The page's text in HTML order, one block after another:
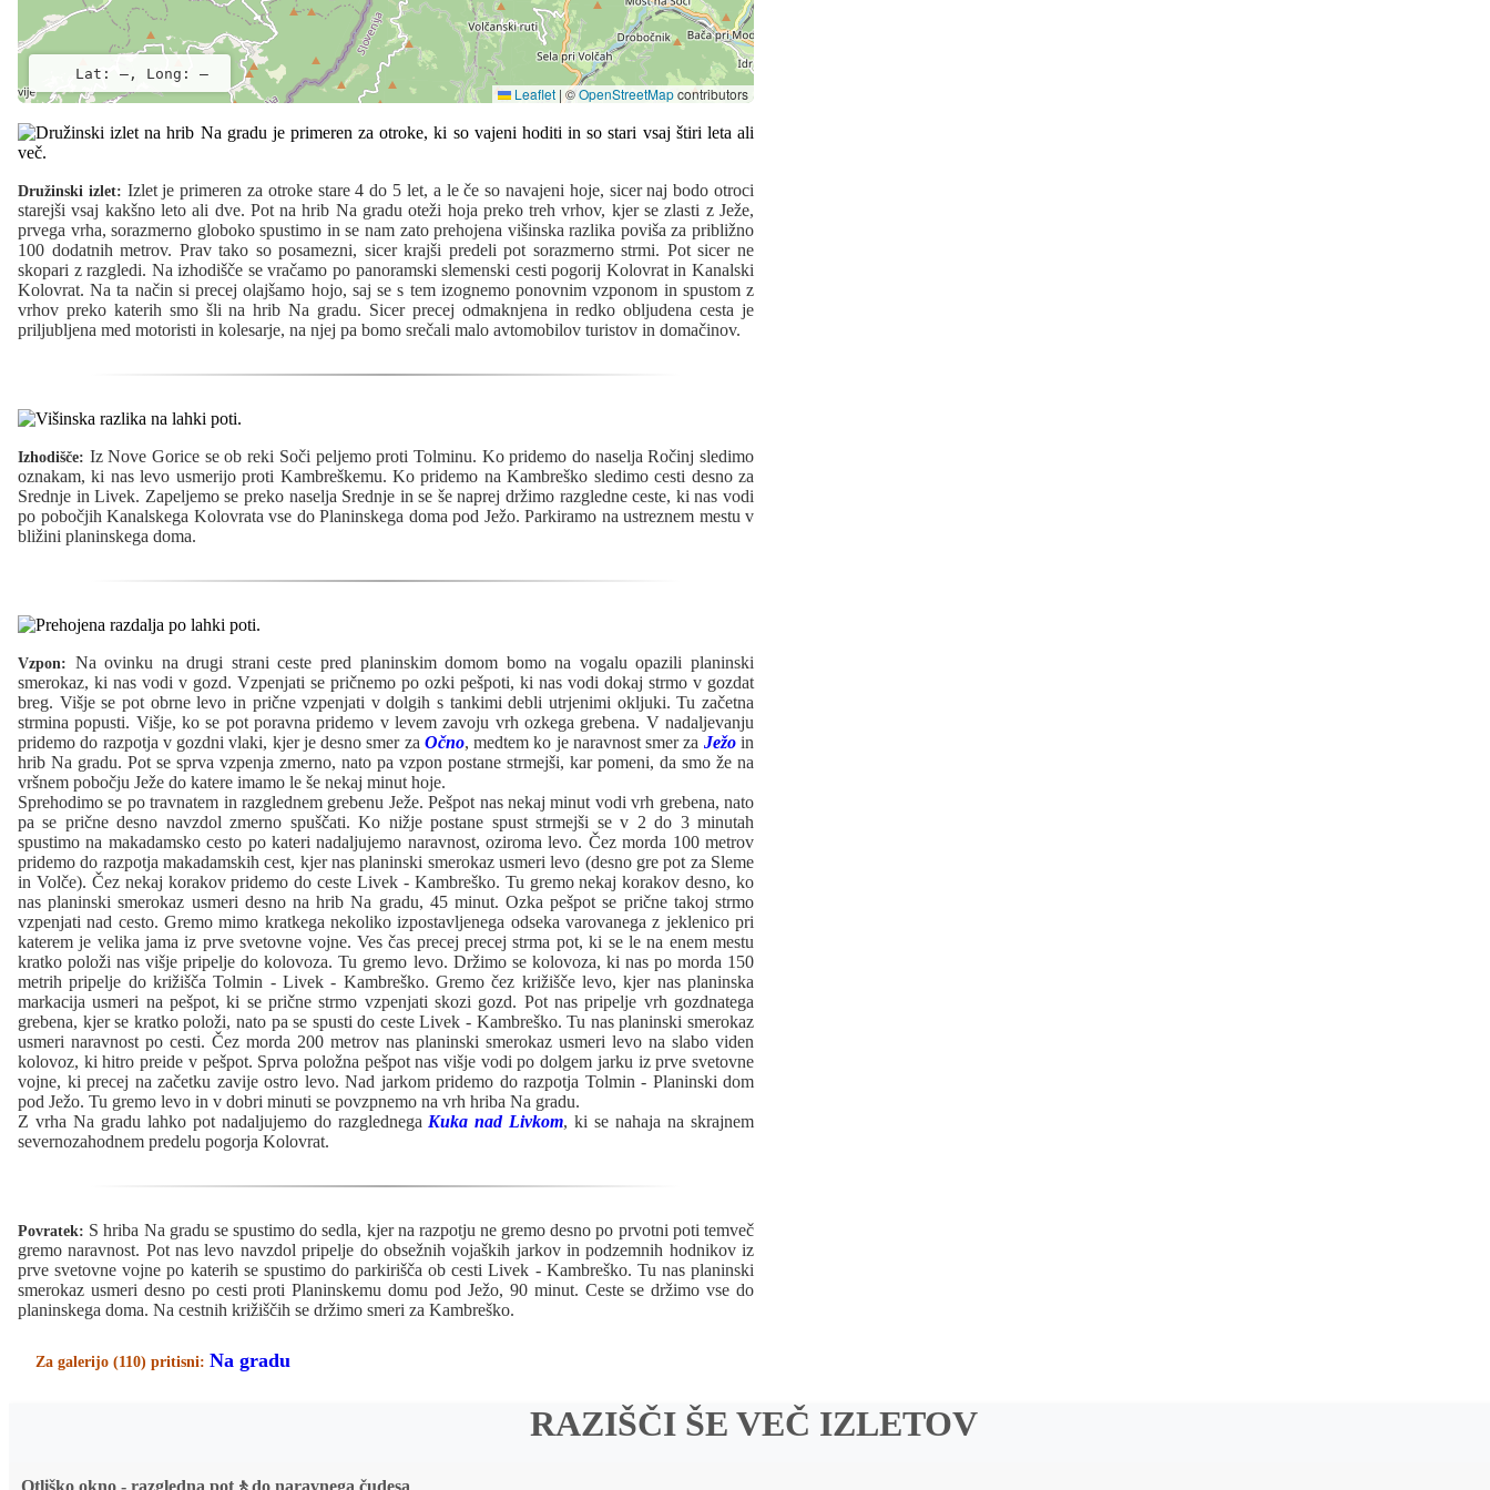
Lat: –, Long: –
Leaflet | ©OpenStreetMapcontributors
Družinski izlet: Izlet je primeren za otroke stare 4 do 5 let, a le če so navajeni hoje, sicer naj bodo otroci
starejši vsaj kakšno leto ali dve. Pot na hrib Na gradu oteži hoja preko treh vrhov, kjer se zlasti z Ježe,
prvega vrha, sorazmerno globoko spustimo in se nam zato prehojena višinska razlika poviša za približno
100 dodatnih metrov. Prav tako so posamezni, sicer krajši predeli pot sorazmerno strmi. Pot sicer ne
skopari z razgledi. Na izhodišče se vračamo po panoramski slemenski cesti pogorij Kolovrat in Kanalski
Kolovrat. Na ta način si precej olajšamo hojo, saj se s tem izognemo ponovnim vzponom in spustom z
vrhov preko katerih smo šli na hrib Na gradu. Sicer precej odmaknjena in redko obljudena cesta je
priljubljena med motoristi in kolesarje, na njej pa bomo srečali malo avtomobilov turistov in domačinov.
Izhodišče: Iz Nove Gorice se ob reki Soči peljemo proti Tolminu. Ko pridemo do naselja Ročinj sledimo
oznakam, ki nas levo usmerijo proti Kambreškemu. Ko pridemo na Kambreško sledimo cesti desno za
Srednje in Livek. Zapeljemo se preko naselja Srednje in se še naprej držimo razgledne ceste, ki nas vodi
po pobočjih Kanalskega Kolovrata vse do Planinskega doma pod Ježo. Parkiramo na ustreznem mestu v
bližini planinskega doma.
Vzpon: Na ovinku na drugi strani ceste pred planinskim domom bomo na vogalu opazili planinski
smerokaz, ki nas vodi v gozd. Vzpenjati se pričnemo po ozki pešpoti, ki nas vodi dokaj strmo v gozdat
breg. Višje se pot obrne levo in prične vzpenjati v dolgih s tankimi debli utrjenimi okljuki. Tu začetna
strmina popusti. Višje, ko se pot poravna pridemo v levem zavoju vrh ozkega grebena. V nadaljevanju
pridemo do razpotja v gozdni vlaki, kjer je desno smer za Očno, medtem ko je naravnost smer za Ježoin
hrib Na gradu. Pot se sprva vzpenja zmerno, nato pa vzpon postane strmejši, kar pomeni, da smo že na
vršnem pobočju Ježe do katere imamo le še nekaj minut hoje.
Sprehodimo se po travnatem in razglednem grebenu Ježe. Pešpot nas nekaj minut vodi vrh grebena, nato
pa se prične desno navzdol zmerno spuščati. Ko nižje postane spust strmejši se v 2 do 3 minutah
spustimo na makadamsko cesto po kateri nadaljujemo naravnost, oziroma levo. Čez morda 100 metrov
pridemo do razpotja makadamskih cest, kjer nas planinski smerokaz usmeri levo (desno gre pot za Sleme
in Volče). Čez nekaj korakov pridemo do ceste Livek - Kambreško. Tu gremo nekaj korakov desno, ko
nas planinski smerokaz usmeri desno na hrib Na gradu, 45 minut. Ozka pešpot se prične takoj strmo
vzpenjati nad cesto. Gremo mimo kratkega nekoliko izpostavljenega odseka varovanega z jeklenico pri
katerem je velika jama iz prve svetovne vojne. Ves čas precej precej strma pot, ki se le na enem mestu
kratko položi nas višje pripelje do kolovoza. Tu gremo levo. Držimo se kolovoza, ki nas po morda 150
metrih pripelje do križišča Tolmin - Livek - Kambreško. Gremo čez križišče levo, kjer nas planinska
markacija usmeri na pešpot, ki se prične strmo vzpenjati skozi gozd. Pot nas pripelje vrh gozdnatega
grebena, kjer se kratko položi, nato pa se spusti do ceste Livek - Kambreško. Tu nas planinski smerokaz
usmeri naravnost po cesti. Čez morda 200 metrov nas planinski smerokaz usmeri levo na slabo viden
kolovoz, ki hitro preide v pešpot. Sprva položna pešpot nas višje vodi po dolgem jarku iz prve svetovne
vojne, ki precej na začetku zavije ostro levo. Nad jarkom pridemo do razpotja Tolmin - Planinski dom
pod Ježo. Tu gremo levo in v dobri minuti se povzpnemo na vrh hriba Na gradu.
Z vrha Na gradu lahko pot nadaljujemo do razglednega Kuka nad Livkom, ki se nahaja na skrajnem
severnozahodnem predelu pogorja Kolovrat.
Povratek: S hriba Na gradu se spustimo do sedla, kjer na razpotju ne gremo desno po prvotni poti temveč
gremo naravnost. Pot nas levo navzdol pripelje do obsežnih vojaških jarkov in podzemnih hodnikov iz
prve svetovne vojne po katerih se spustimo do parkirišča ob cesti Livek - Kambreško. Tu nas planinski
smerokaz usmeri desno po cesti proti Planinskemu domu pod Ježo, 90 minut. Ceste se držimo vse do
planinskega doma. Na cestnih križiščih se držimo smeri za Kambreško.
Za galerijo (110) pritisni: Na gradu
RAZIŠČI ŠE VEČ IZLETOV